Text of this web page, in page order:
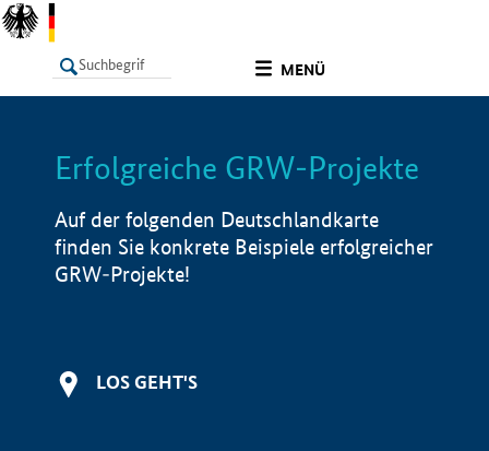
MENÜ
LISTE Info
Erfolgreiche GRW-Projekte
Auf der folgenden Deutschlandkarte
finden Sie konkrete Beispiele erfolgreicher
GRW-Projekte!
LOS GEHT'S